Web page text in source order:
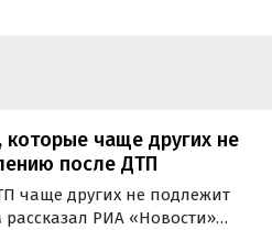
чаще других не
после ДТП
чаще других не подлежит
РИА «Новости»